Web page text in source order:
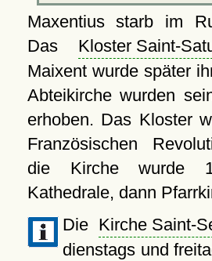
Maxentius starb im
Das Kloster Saint-
Maixent wurde später
Abteikirche wurden
erhoben. Das Kloster
Französischen
die Kirche wurde
Kathedrale, dann
Die Kirche Saint-
dienstags und